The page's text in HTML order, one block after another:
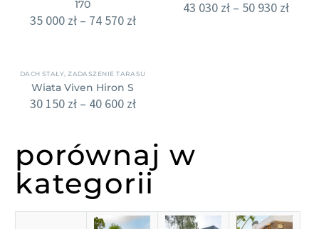
170
35 000 zł – 74 570 zł
43 030 zł – 50 930 zł
DACH STAŁY ,ZADASZENIE TARASU
Wiata Viven Hiron S
30 150 zł – 40 600 zł
porównaj w
kategorii